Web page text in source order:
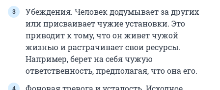
Убеждения. Человек додумывает за других
или присваивает чужие установки. Это
приводит к тому, что он живет чужой
жизнью и растрачивает свои ресурсы.
Например, берет на себя чужую
ответственность, предполагая, что она его.